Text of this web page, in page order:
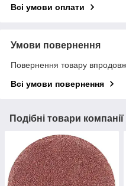
Всі умови оплати
Умови повернення
Повернення товару
Всі умови повернення
Подібні товари компанії